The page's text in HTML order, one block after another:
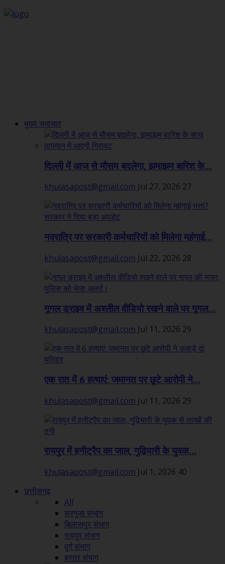
मुख्य समाचार
दिल्ली में आज से मौसम बदलेगा, झमाझम बारिश के...
khulasapost@gmail.com Jul 27, 2026 27
नवरात्रि पर सरकारी कर्मचारियों को मिलेगा महंगाई...
khulasapost@gmail.com Jul 22, 2026 28
गूगल ड्राइव में अश्लील वीडियो रखने वाले पर गूगल...
khulasapost@gmail.com Jul 11, 2026 29
एक रात में 6 हत्याएं: जमानत पर छूटे आरोपी ने...
khulasapost@gmail.com Jul 11, 2026 29
रायपुर में हनीट्रैप का जाल, गुढ़ियारी के युवक...
khulasapost@gmail.com Jul 1, 2026 40
छत्तीसगढ़
All
सरगुजा संभाग
बिलासपुर संभाग
रायपुर संभाग
दुर्ग संभाग
बस्तर संभाग